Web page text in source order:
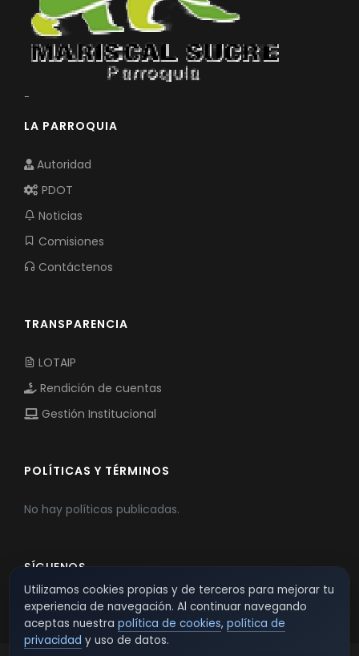
-
LA PARROQUIA
Autoridad
PDOT
Noticias
Comisiones
Contáctenos
TRANSPARENCIA
LOTAIP
Rendición de cuentas
Gestión Institucional
POLÍTICAS Y TÉRMINOS
No hay políticas publicadas.
SÍGUENOS
Utilizamos cookies propias y de terceros para mejorar tu
experiencia de navegación. Al continuar navegando
aceptas nuestra política de cookies, política de
privacidad y uso de datos.